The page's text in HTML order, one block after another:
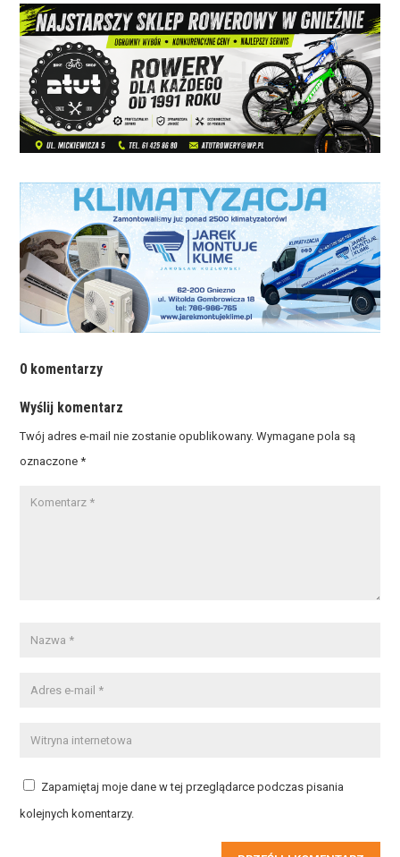
0 komentarzy
Wyślij komentarz
Twój adres e-mail nie zostanie opublikowany. Wymagane pola są
oznaczone*
Zapamiętaj moje dane w tej przeglądarce podczas pisania
kolejnych komentarzy.